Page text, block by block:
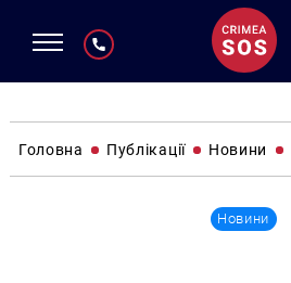
Головна Публікації Новини
Новини